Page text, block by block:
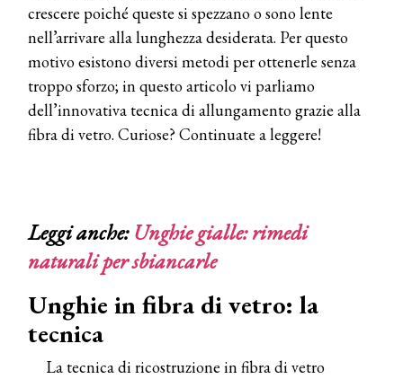
crescere poiché queste si spezzano o sono lente
nell’arrivare alla lunghezza desiderata. Per questo
motivo esistono diversi metodi per ottenerle senza
troppo sforzo; in questo articolo vi parliamo
dell’innovativa tecnica di allungamento grazie alla
fibra di vetro. Curiose? Continuate a leggere!
Leggi anche:Unghie gialle: rimedi
naturali per sbiancarle
Unghie in fibra di vetro: la
tecnica
La tecnica di ricostruzione in fibra di vetro